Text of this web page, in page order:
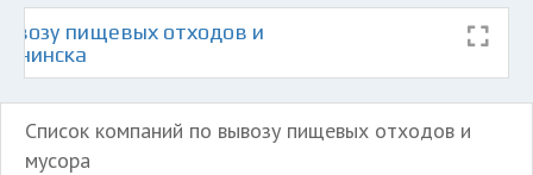
пищевых отходов и
Список компаний по вывозу пищевых отходов и
мусора